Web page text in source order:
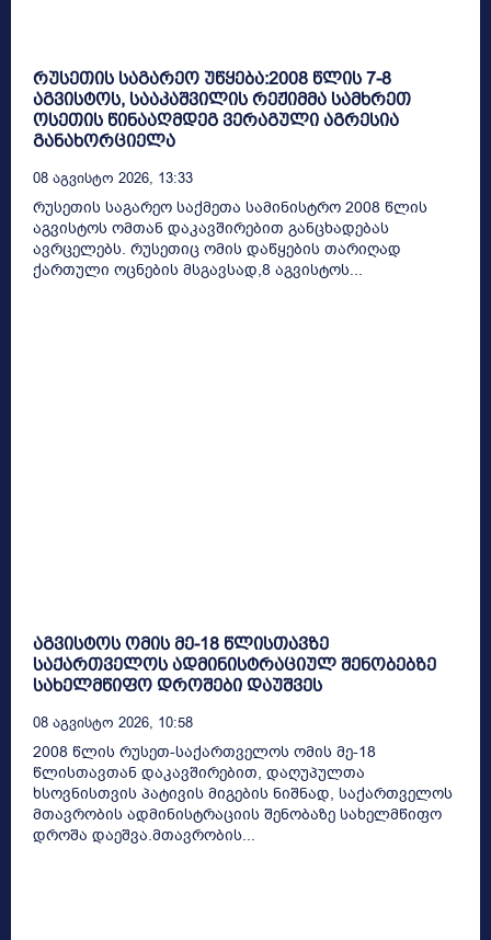
რუსეთის საგარეო უწყება:2008 წლის 7-8
აგვისტოს, სააკაშვილის რეჟიმმა სამხრეთ
ოსეთის წინააღმდეგ ვერაგული აგრესია
განახორციელა
08 Აგვისტო 2026, 13:33
რუსეთის საგარეო საქმეთა სამინისტრო 2008 წლის
აგვისტოს ომთან დაკავშირებით განცხადებას
ავრცელებს. რუსეთიც ომის დაწყების თარიღად
ქართული ოცნების მსგავსად,8 აგვისტოს...
აგვისტოს ომის მე-18 წლისთავზე
საქართველოს ადმინისტრაციულ შენობებზე
სახელმწიფო დროშები დაუშვეს
08 Აგვისტო 2026, 10:58
2008 წლის რუსეთ-საქართველოს ომის მე-18
წლისთავთან დაკავშირებით, დაღუპულთა
ხსოვნისთვის პატივის მიგების ნიშნად, საქართველოს
მთავრობის ადმინისტრაციის შენობაზე სახელმწიფო
დროშა დაეშვა.მთავრობის...